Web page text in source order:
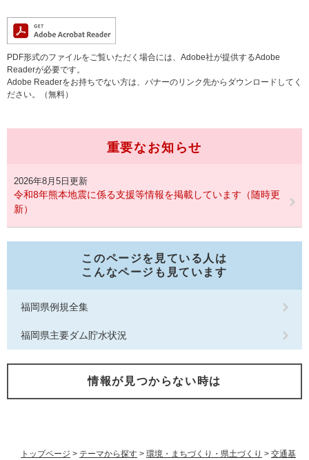
トップページ > テーマから探す > 環境・まちづくり・県土づくり > 交通基
PDF形式のファイルをご覧いただく場合には、Adobe社が提供するAdobe
Readerが必要です。
Adobe Readerをお持ちでない方は、バナーのリンク先からダウンロードしてく
ださい。（無料）
重要なお知らせ
2026年8月5日更新
令和8年熊本地震に係る支援等情報を掲載しています（随時更
新）
このページを見ている人は
こんなページも見ています
福岡県例規全集
福岡県主要ダム貯水状況
情報が見つからない時は